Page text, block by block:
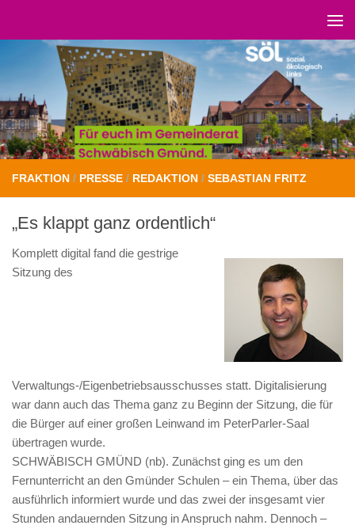
FRAKTION / PRESSE / REDAKTION / SEBASTIAN FRITZ
„Es klappt ganz ordentlich“
Komplett digital fand die gestrige
Sitzung des
Verwaltungs-/Eigenbetriebsausschusses statt. Digitalisierung
war dann auch das Thema ganz zu Beginn der Sitzung, die für
die Bürger auf einer großen Leinwand im PeterParler-Saal
übertragen wurde.
SCHWÄBISCH GMÜND (nb). Zunächst ging es um den
Fernunterricht an den Gmünder Schulen – ein Thema, über das
ausführlich informiert wurde und das zwei der insgesamt vier
Stunden andauernden Sitzung in Anspruch nahm. Dennoch –